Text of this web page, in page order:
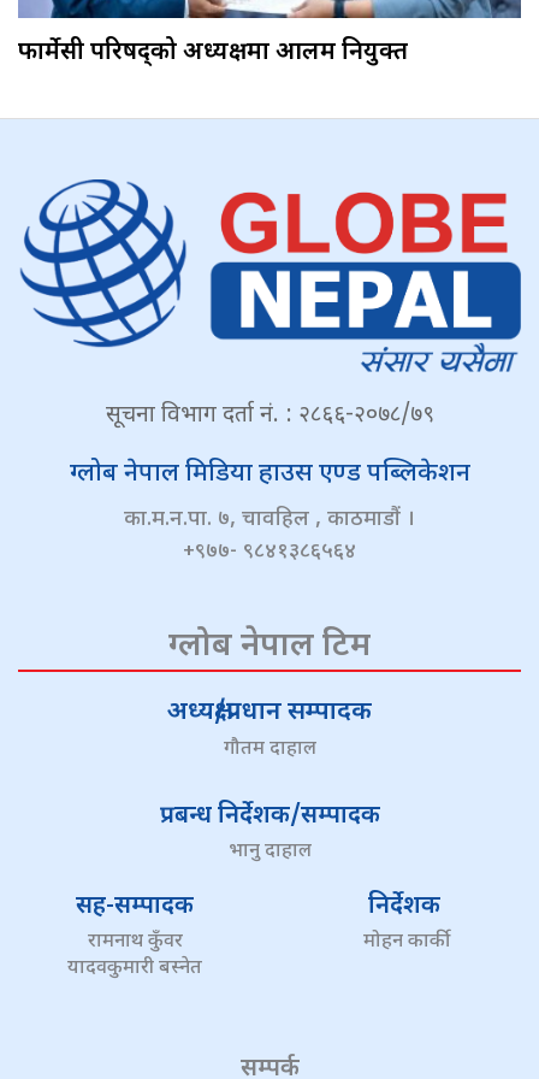
फार्मेसी परिषद्को अध्यक्षमा आलम नियुक्त
सूचना विभाग दर्ता नं. : २८६६-२०७८/७९
ग्लोब नेपाल मिडिया हाउस एण्ड पब्लिकेशन
का.म.न.पा. ७, चावहिल , काठमाडौं ।
+९७७- ९८४१३८६५६४
ग्लोब नेपाल टिम
अध्यक्ष/प्रधान सम्पादक
गौतम दाहाल
प्रबन्ध निर्देशक/सम्पादक
भानु दाहाल
सह-सम्पादक
रामनाथ कुँवर
यादवकुमारी बस्नेत
निर्देशक
मोहन कार्की
सम्पर्क